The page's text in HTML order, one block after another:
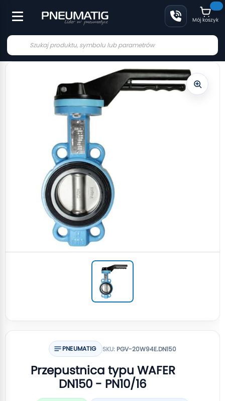
Mój koszyk
PNEUMATIG SKU: PGV-20W94E.DN150
Przepustnica typu WAFER
DN150 - PN10/16